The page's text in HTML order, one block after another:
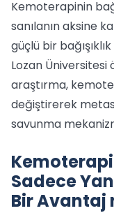
Kemoterapinin
sanılanın aksine
güçlü bir
Lozan Üniversitesi
araştırma,
değiştirerek
savunma
Sadece
Bir Avantaj